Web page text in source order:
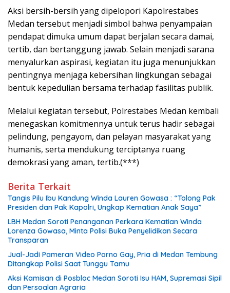
Aksi bersih-bersih yang dipelopori Kapolrestabes
Medan tersebut menjadi simbol bahwa penyampaian
pendapat dimuka umum dapat berjalan secara damai,
tertib, dan bertanggung jawab. Selain menjadi sarana
menyalurkan aspirasi, kegiatan itu juga menunjukkan
pentingnya menjaga kebersihan lingkungan sebagai
bentuk kepedulian bersama terhadap fasilitas publik.
Melalui kegiatan tersebut, Polrestabes Medan kembali
menegaskan komitmennya untuk terus hadir sebagai
pelindung, pengayom, dan pelayan masyarakat yang
humanis, serta mendukung terciptanya ruang
demokrasi yang aman, tertib.(***)
Berita Terkait
Tangis Pilu Ibu Kandung Winda Lauren Gowasa : “Tolong Pak
Presiden dan Pak Kapolri, Ungkap Kematian Anak Saya”
‎LBH Medan Soroti Penanganan Perkara Kematian Winda
Lorenza Gowasa, Minta Polisi Buka Penyelidikan Secara
Transparan
Jual-Jadi Pameran Video Porno Gay, Pria di Medan Tembung
Ditangkap Polisi Saat Tunggu Tamu
Aksi Kamisan di Posbloc Medan Soroti Isu HAM, Supremasi Sipil
dan Persoalan Agraria